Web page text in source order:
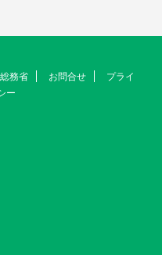
総務省 お問合せ
プライ
ー